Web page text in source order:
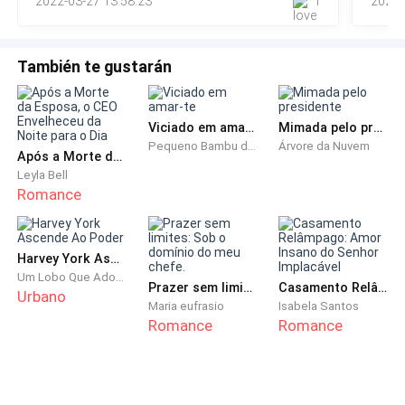
em uma noite, seja aqui ou em outro lugar, porque
será diferente!
- E quando eu encontrar o que eu devo fazer?
- Não desistir, assim como a lua não desistiu do seu
sol.
- E quando eu vou encontrar?
- Tenha paciência, assim como a lua esperou o sol
você deve espera seu amor, pois Deus fará vocês se
También te gustarán
Após a Morte da Esposa, o CEO Envelheceu da Noite para o Dia
Leyla Bell
Romance
Viciado em amar-te
Pequeno Bambu da Família Gu
Mimada pelo presidente
Árvore da Nuvem
Harvey York Ascende Ao Poder
Um Lobo Que Adora Batatas
Urbano Prazer sem limites: Sob o domínio do meu chefe.
Maria eufrasio
Romance
Casamento Relâmpago: Amor Insano do Senhor Implacável
Isabela Santos
Romance